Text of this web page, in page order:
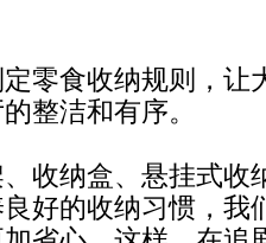
零食收纳规则，让
整洁和有序。
收纳盒、悬挂式收
好的收纳习惯，我